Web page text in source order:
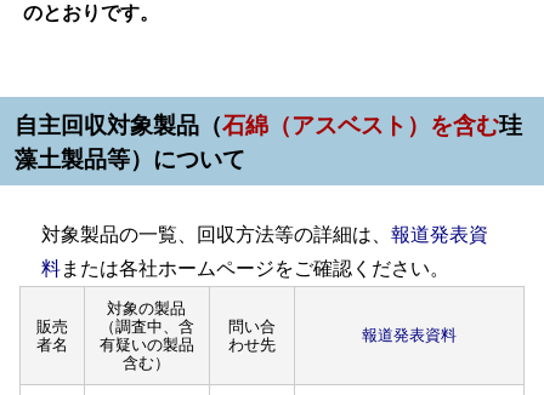
のとおりです。
自主回収対象製品（石綿（アスベスト）を含む珪
藻土製品等）について
対象製品の一覧、回収方法等の詳細は、報道発表資
料または各社ホームページをご確認ください。
販売
者名
対象の製品
（調査中、含
有疑いの製品
含む）
問い合
わせ先
報道発表資料